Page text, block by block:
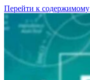
Перейти к содержимому